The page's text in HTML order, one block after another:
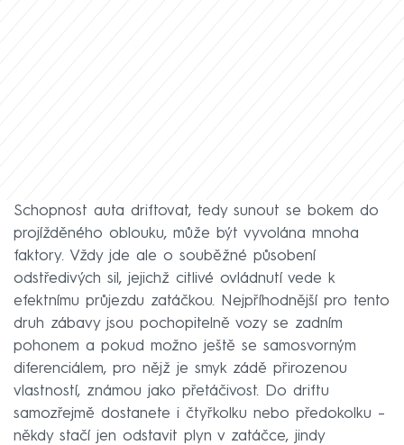
Schopnost auta driftovat, tedy sunout se bokem do
projížděného oblouku, může být vyvolána mnoha
faktory. Vždy jde ale o souběžné působení
odstředivých sil, jejichž citlivé ovládnutí vede k
efektnímu průjezdu zatáčkou. Nejpříhodnější pro tento
druh zábavy jsou pochopitelně vozy se zadním
pohonem a pokud možno ještě se samosvorným
diferenciálem, pro nějž je smyk zádě přirozenou
vlastností, známou jako přetáčivost. Do driftu
samozřejmě dostanete i čtyřkolku nebo předokolku –
někdy stačí jen odstavit plyn v zatáčce, jindy